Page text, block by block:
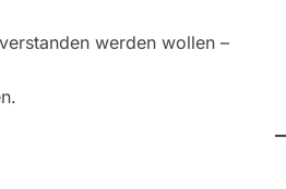
werden wollen –